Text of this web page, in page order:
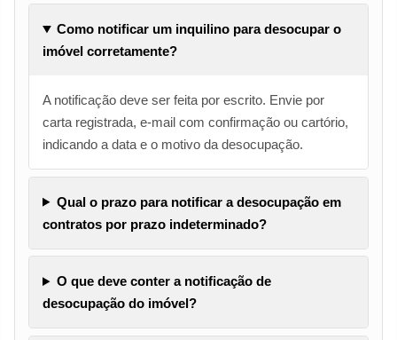
Como notificar um inquilino para desocupar o
imóvel corretamente?
A notificação deve ser feita por escrito. Envie por
carta registrada, e-mail com confirmação ou cartório,
indicando a data e o motivo da desocupação.
Qual o prazo para notificar a desocupação em
contratos por prazo indeterminado?
O que deve conter a notificação de
desocupação do imóvel?